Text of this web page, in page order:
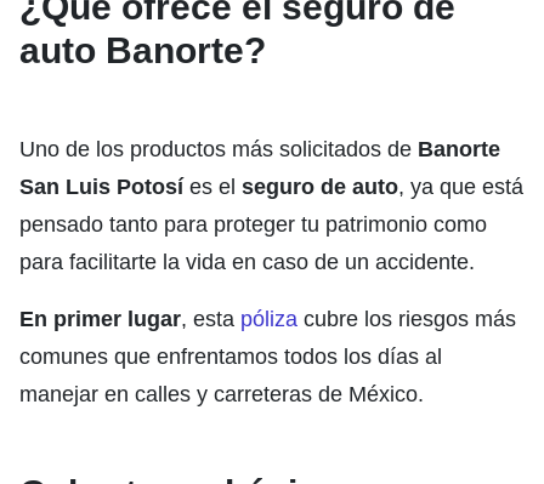
auto Banorte?
Uno de los productos más solicitados de Banorte
San Luis Potosíes el seguro de auto, ya que está
pensado tanto para proteger tu patrimonio como
para facilitarte la vida en caso de un accidente.
En primer lugar, esta póliza cubre los riesgos más
comunes que enfrentamos todos los días al
manejar en calles y carreteras de México.